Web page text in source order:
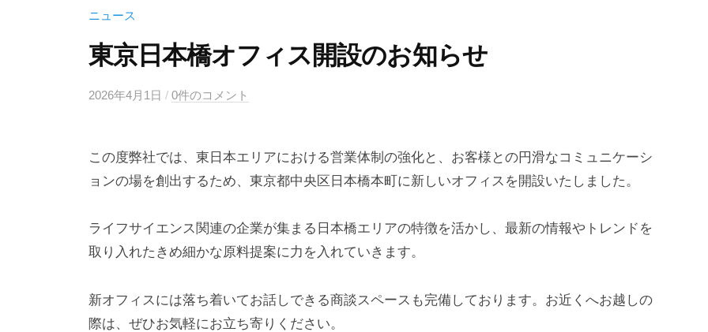
ニュース
東京日本橋オフィス開設のお知らせ
2026年4月1日 b
a
b
y
n
/ 0件のコメント
この度弊社では、東日本エリアにおける営業体制の強化と、お客様との円滑なコミュニケーシ
ョンの場を創出するため、東京都中央区日本橋本町に新しいオフィスを開設いたしました。
ライフサイエンス関連の企業が集まる日本橋エリアの特徴を活かし、最新の情報やトレンドを
取り入れたきめ細かな原料提案に力を入れていきます。
新オフィスには落ち着いてお話しできる商談スペースも完備しております。お近くへお越しの
際は、ぜひお気軽にお立ち寄りください。